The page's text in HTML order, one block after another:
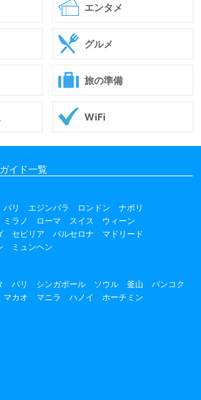
エンタメ
グルメ
旅の準備
WiFi
イド一覧
パリ エジンバラ ロンドン
ナポリ
ミラノ ローマ スイス
ウィーン
セビリア バルセロナ
マドリード
ミュンヘン
バリ シンガポール ソウル 釜山
バンコク
マカオ マニラ ハノイ
ホーチミン